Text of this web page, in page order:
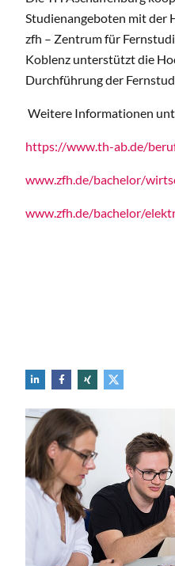
Studienangeboten mit der
zfh – Zentrum für
Koblenz unterstützt die
Durchführung der
Weitere Informationen
https://www.th-ab.de/
www.zfh.de/bachelor/
www.zfh.de/bachelor/